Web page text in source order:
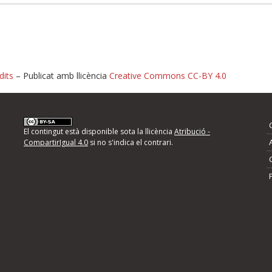
d'errors
següents i descriviu quina és la millora que
– Publicat amb llicència Creative Commons CC-BY 4.0
El contingut està disponible sota la llicència Atribució -
CompartirIgual 4.0si no s'indica el contrari.